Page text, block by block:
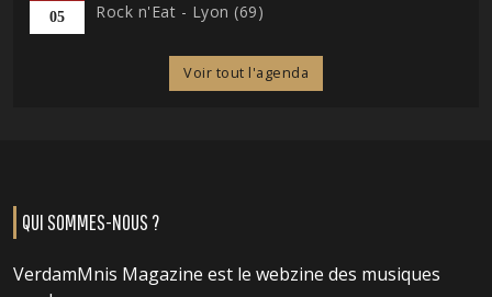
05
Rock n'Eat - Lyon (69)
Voir tout l'agenda
QUI SOMMES-NOUS ?
VerdamMnis Magazine est le webzine des musiques